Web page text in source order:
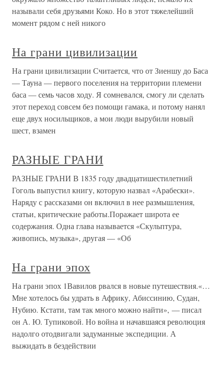
называли себя друзьями Коко. Но в этот тяжелейший
момент рядом с ней никого
На грани цивилизации
На грани цивилизации Считается, что от Зиеншу до Баса
— Тауна — первого поселения на территории племени
баса — семь часов ходу. Я сомневался, смогу ли сделать
этот переход совсем без помощи гамака, и потому нанял
еще двух носильщиков, а мои люди вырубили новый
шест, взамен
РАЗНЫЕ ГРАНИ
РАЗНЫЕ ГРАНИ В 1835 году двадцатишестилетний
Гоголь выпустил книгу, которую назвал «Арабески».
Наряду с рассказами он включил в нее размышления,
статьи, критические работы.Поражает широта ее
содержания. Одна глава называется «Скульптура,
живопись, музыка», другая — «Об
На грани эпох
На грани эпох 1Вавилов рвался в новые путешествия.«…
Мне хотелось бы удрать в Африку, Абиссинию, Судан,
Нубию. Кстати, там так много можно найти», — писал
он А. Ю. Тупиковой. Но война и начавшаяся революция
надолго отодвигали задуманные экспедиции. А
выжидать в бездействии